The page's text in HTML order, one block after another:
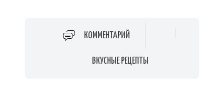
КОММЕНТАРИЙ
ВКУСНЫЕ РЕЦЕПТЫ